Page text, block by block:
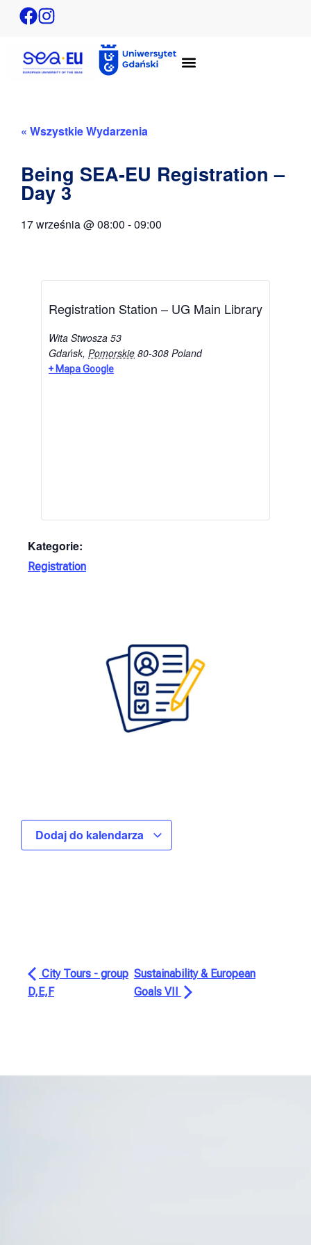
« Wszystkie Wydarzenia
Being SEA-EU Registration –
Day 3
17 września@08:00 -09:00
Registration Station – UG Main Library
Wita Stwosza 53
Gdańsk, Pomorskie 80-308 Poland
+ Mapa Google
Kategorie:
Registration
Dodaj do kalendarza
City Tours - group
D,E,F
Sustainability & European
Goals VII